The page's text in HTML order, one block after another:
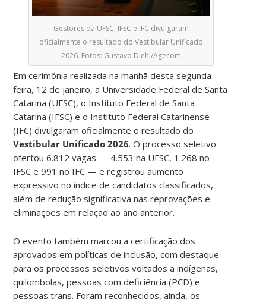
Gestores da UFSC, IFSC e IFC divulgaram
oficialmente o resultado do Vestibular Unificado
2026. Fotos: Gustavo Diehl/Agecom
Em cerimônia realizada na manhã desta segunda-
feira, 12 de janeiro, a Universidade Federal de Santa
Catarina (UFSC), o Instituto Federal de Santa
Catarina (IFSC) e o Instituto Federal Catarinense
(IFC) divulgaram oficialmente o resultado do
Vestibular Unificado 2026. O processo seletivo
ofertou 6.812 vagas — 4.553 na UFSC, 1.268 no
IFSC e 991 no IFC — e registrou aumento
expressivo no índice de candidatos classificados,
além de redução significativa nas reprovações e
eliminações em relação ao ano anterior.
O evento também marcou a certificação dos
aprovados em políticas de inclusão, com destaque
para os processos seletivos voltados a indígenas,
quilombolas, pessoas com deficiência (PCD) e
pessoas trans. Foram reconhecidos, ainda, os